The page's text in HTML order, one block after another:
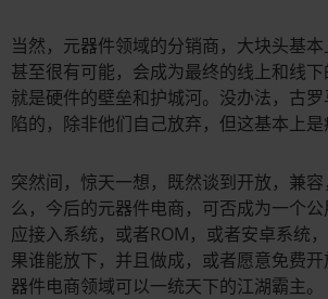
当然，元器件领域的分销商，大块头基本
甚至很有可能，会成为最终的线上和线
就是硬件的壁垒和护城河。没办法，古
陷的，除非他们自己放弃，但这基本上是
突然间，惊天一想，既然谈到开放，兼
么，今后的元器件电商，可否成为一个
应接入系统，或者ROM，或者安卓系统
果谁能放下，并且做成，或者愿意免费
器件电商领域可以一统天下的江湖霸主。